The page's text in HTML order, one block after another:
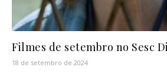
Filmes de setembro no Sesc
18 de setembro de 2024